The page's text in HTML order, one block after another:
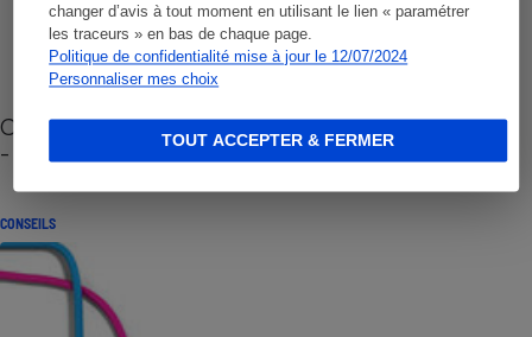
changer d’avis à tout moment en utilisant le lien « paramétrer
les traceurs » en bas de chaque page.
Politique de confidentialité mise à jour le 12/07/2024
Personnaliser mes choix
TOUT ACCEPTER & FERMER
Cafetière à capsules zéro déchet CoffeeB (vidéo)
- Premières impressions
CONSEILS